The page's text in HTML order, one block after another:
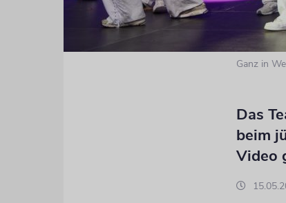
Ganz in
Das
beim
Video